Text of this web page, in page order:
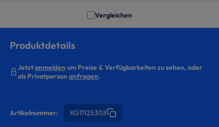
Vergleichen
Produktdetails
Jetztanmeldenum Preise & Verfügbarkeiten zu sehen, oder
als Privatpersonanfragen.
Artikelnummer: XG11125303